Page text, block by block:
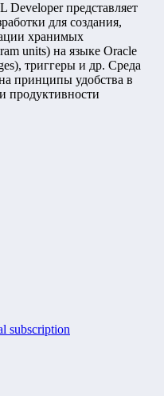
представляет
для создания,
хранимых
units) на языке Oracle
триггеры и др. Среда
принципы удобства в
продуктивности
subscription